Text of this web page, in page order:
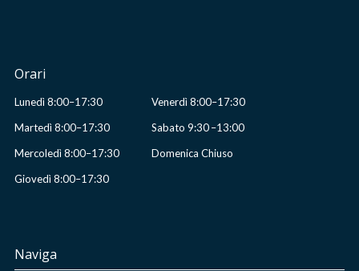
Orari
Lunedì 8:00–17:30
Martedì 8:00–17:30
Mercoledì 8:00–17:30
Giovedì 8:00–17:30
Venerdì 8:00–17:30
Sabato 9:30 –13:00
Domenica Chiuso
Naviga